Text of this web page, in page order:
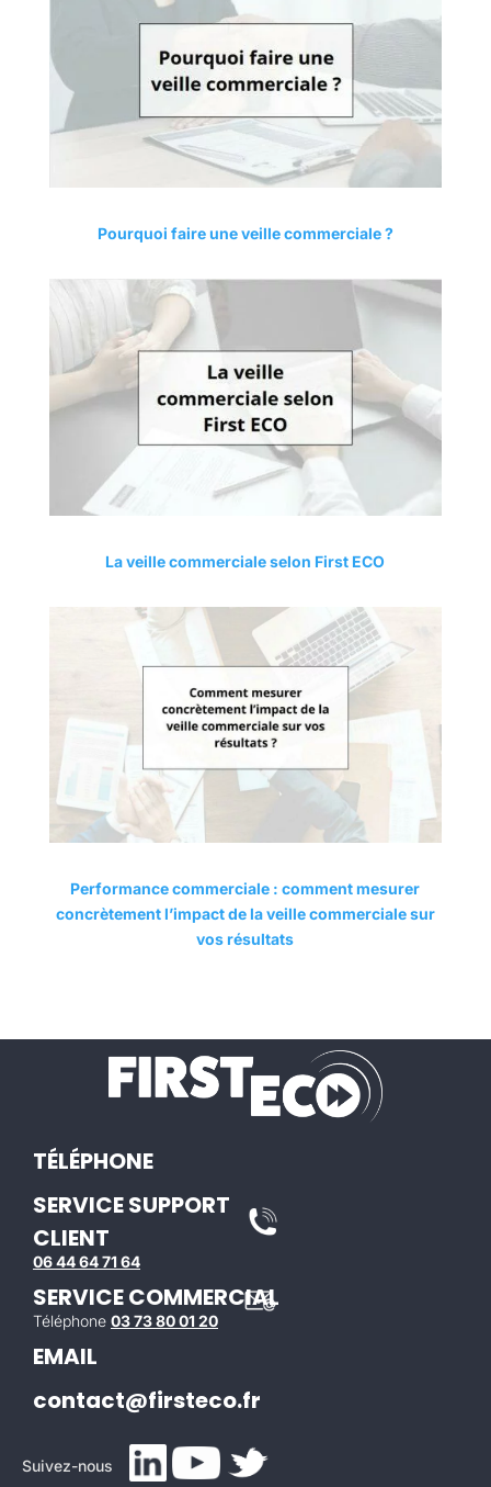
Pourquoi faire une veille commerciale ?
La veille commerciale selon First ECO
Performance commerciale : comment mesurer
concrètement l’impact de la veille commerciale sur
vos résultats
TÉLÉPHONE
SERVICE SUPPORT
CLIENT
06 44 64 71 64
SERVICE COMMERCIAL
Téléphone 03 73 80 01 20
EMAIL
contact@firsteco.fr
Suivez-nous